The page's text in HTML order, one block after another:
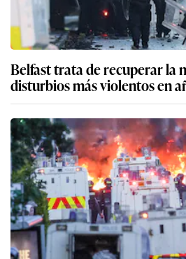
Belfast trata de recuperar la
disturbios más violentos en